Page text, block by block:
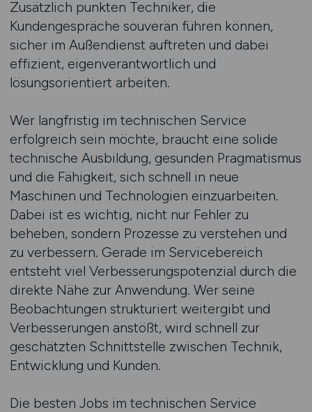
Zusätzlich punkten Techniker, die
Kundengespräche souverän führen können,
sicher im Außendienst auftreten und dabei
effizient, eigenverantwortlich und
lösungsorientiert arbeiten.
Wer langfristig im technischen Service
erfolgreich sein möchte, braucht eine solide
technische Ausbildung, gesunden Pragmatismus
und die Fähigkeit, sich schnell in neue
Maschinen und Technologien einzuarbeiten.
Dabei ist es wichtig, nicht nur Fehler zu
beheben, sondern Prozesse zu verstehen und
zu verbessern. Gerade im Servicebereich
entsteht viel Verbesserungspotenzial durch die
direkte Nähe zur Anwendung. Wer seine
Beobachtungen strukturiert weitergibt und
Verbesserungen anstößt, wird schnell zur
geschätzten Schnittstelle zwischen Technik,
Entwicklung und Kunden.
Die besten Jobs im technischen Service